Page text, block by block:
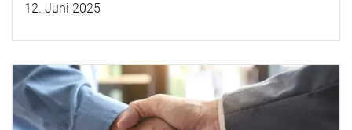
12. Juni 2025